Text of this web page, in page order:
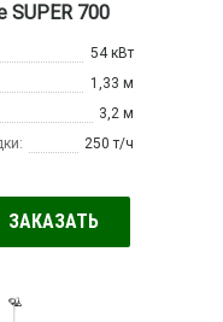
SUPER 700
54 кВт
1,33 м
3,2 м
250 т/ч
ЗАКАЗАТЬ